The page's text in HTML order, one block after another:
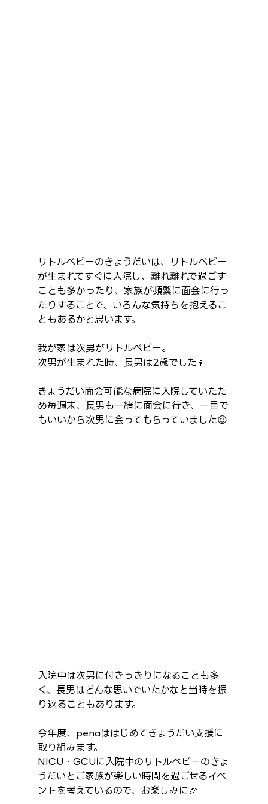
リトルベビーのきょうだいは、リトルベビー
が生まれてすぐに入院し、離れ離れで過ごす
ことも多かったり、家族が頻繁に面会に行っ
たりすることで、いろんな気持ちを抱えるこ
ともあるかと思います。
我が家は次男がリトルベビー。
次男が生まれた時、長男は2歳でした👦
きょうだい面会可能な病院に入院していたた
め毎週末、長男も一緒に面会に行き、一目で
もいいから次男に会ってもらっていました😌
入院中は次男に付きっきりになることも多
く、長男はどんな思いでいたかなと当時を振
り返ることもあります。
今年度、penaははじめてきょうだい支援に
取り組みます。
NICU・GCUに入院中のリトルベビーのきょ
うだいとご家族が楽しい時間を過ごせるイベ
ントを考えているので、お楽しみに🎉